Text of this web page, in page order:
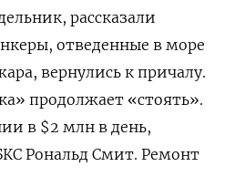
рассказали
отведенные в море
вернулись к причалу.
продолжает «стоять».
в $2 млн в день,
Рональд Смит. Ремонт